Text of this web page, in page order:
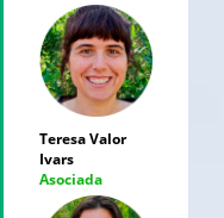
Teresa Valor
Ivars
Asociada